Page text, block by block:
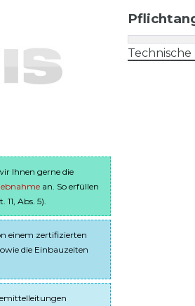
Ihnen gerne die
an. So erfüllen
Abs. 5).
einem zertifizierten
die Einbauzeiten
Technische